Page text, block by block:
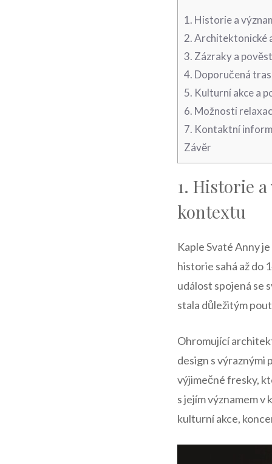
1. ⁢Historie a
2. ⁣Architektonické
3. Zázraky a
4. Doporučená
5. Kulturní akce a
6. Možnosti
7. Kontaktní
Závěr
1. ⁢Historie
kontextu
Kaple Svaté Anny
historie sahá až do
událost spojená se
stala důležitým
Ohromující
design s výraznými
výjimečné fresky,
s jejím významem
kulturní akce,